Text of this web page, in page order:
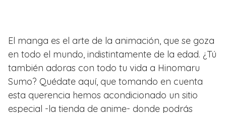
El manga es el arte de la animación, que se goza
en todo el mundo, indistintamente de la edad. ¿Tú
también adoras con todo tu vida a Hinomaru
Sumo? Quédate aquí, que tomando en cuenta
esta querencia hemos acondicionado un sitio
especial -la tienda de anime- donde podrás